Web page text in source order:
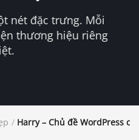
nét đặc trưng. Mỗi
thương hiệu riêng
/ Harry – Chủ đề WordPress